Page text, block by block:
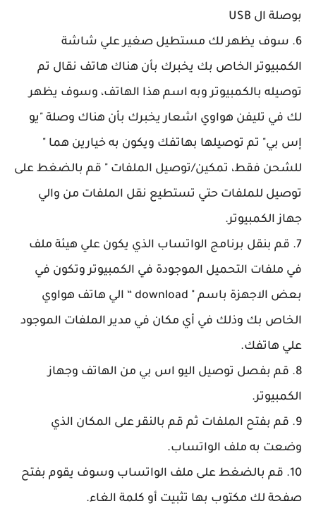
بوصلة ال USB
6. سوف يظهر لك مستطيل صغير علي شاشة
الكمبيوتر الخاص بك يخبرك بأن هناك هاتف نقال تم
توصيله بالكمبيوتر وبه اسم هذا الهاتف، وسوف يظهر
لك في تليفن هواوي اشعار يخبرك بأن هناك وصلة "يو
إس بي" تم توصيلها بهاتفك ويكون به خيارين هما "
للشحن فقط، تمكين/توصيل الملفات " قم بالضغط على
توصيل للملفات حتي تستطيع نقل الملفات من والي
جهاز الكمبيوتر.
7. قم بنقل برنامج الواتساب الذي يكون علي هيئة ملف
في ملفات التحميل الموجودة في الكمبيوتر وتكون في
بعض الاجهزة باسم " download “ الي هاتف هواوي
الخاص بك وذلك في أي مكان في مدير الملفات الموجود
علي هاتفك.
8. قم بفصل توصيل اليو اس بي من الهاتف وجهاز
الكمبيوتر.
9. قم بفتح الملفات ثم قم بالنقر على المكان الذي
وضعت به ملف الواتساب.
10. قم بالضغط على ملف الواتساب وسوف يقوم بفتح
صفحة لك مكتوب بها تثبيت أو كلمة الغاء.